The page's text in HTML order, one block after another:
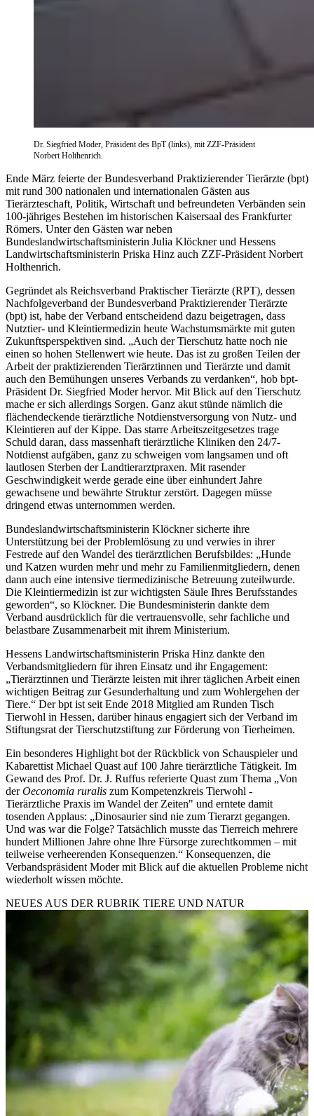
Dr. Siegfried Moder, Präsident des BpT (links), mit ZZF-Präsident
Norbert Holthenrich.
Ende März feierte der Bundesverband Praktizierender Tierärzte (bpt)
mit rund 300 nationalen und internationalen Gästen aus
Tierärzteschaft, Politik, Wirtschaft und befreundeten Verbänden sein
100-jähriges Bestehen im historischen Kaisersaal des Frankfurter
Römers. Unter den Gästen war neben
Bundeslandwirtschaftsministerin Julia Klöckner und Hessens
Landwirtschaftsministerin Priska Hinz auch ZZF-Präsident Norbert
Holthenrich.
Gegründet als Reichsverband Praktischer Tierärzte (RPT), dessen
Nachfolgeverband der Bundesverband Praktizierender Tierärzte
(bpt) ist, habe der Verband entscheidend dazu beigetragen, dass
Nutztier- und Kleintiermedizin heute Wachstumsmärkte mit guten
Zukunftsperspektiven sind. „Auch der Tierschutz hatte noch nie
einen so hohen Stellenwert wie heute. Das ist zu großen Teilen der
Arbeit der praktizierenden Tierärztinnen und Tierärzte und damit
auch den Bemühungen unseres Verbands zu verdanken“, hob bpt-
Präsident Dr. Siegfried Moder hervor. Mit Blick auf den Tierschutz
mache er sich allerdings Sorgen. Ganz akut stünde nämlich die
flächendeckende tierärztliche Notdienstversorgung von Nutz- und
Kleintieren auf der Kippe. Das starre Arbeitszeitgesetzes trage
Schuld daran, dass massenhaft tierärztliche Kliniken den 24/7-
Notdienst aufgäben, ganz zu schweigen vom langsamen und oft
lautlosen Sterben der Landtierarztpraxen. Mit rasender
Geschwindigkeit werde gerade eine über einhundert Jahre
gewachsene und bewährte Struktur zerstört. Dagegen müsse
dringend etwas unternommen werden.
Bundeslandwirtschaftsministerin Klöckner sicherte ihre
Unterstützung bei der Problemlösung zu und verwies in ihrer
Festrede auf den Wandel des tierärztlichen Berufsbildes: „Hunde
und Katzen wurden mehr und mehr zu Familienmitgliedern, denen
dann auch eine intensive tiermedizinische Betreuung zuteilwurde.
Die Kleintiermedizin ist zur wichtigsten Säule Ihres Berufsstandes
geworden“, so Klöckner. Die Bundesministerin dankte dem
Verband ausdrücklich für die vertrauensvolle, sehr fachliche und
belastbare Zusammenarbeit mit ihrem Ministerium.
Hessens Landwirtschaftsministerin Priska Hinz dankte den
Verbandsmitgliedern für ihren Einsatz und ihr Engagement:
„Tierärztinnen und Tierärzte leisten mit ihrer täglichen Arbeit einen
wichtigen Beitrag zur Gesunderhaltung und zum Wohlergehen der
Tiere.“ Der bpt ist seit Ende 2018 Mitglied am Runden Tisch
Tierwohl in Hessen, darüber hinaus engagiert sich der Verband im
Stiftungsrat der Tierschutzstiftung zur Förderung von Tierheimen.
Ein besonderes Highlight bot der Rückblick von Schauspieler und
Kabarettist Michael Quast auf 100 Jahre tierärztliche Tätigkeit. Im
Gewand des Prof. Dr. J. Ruffus referierte Quast zum Thema „Von
derOeconomia ruralis zum Kompetenzkreis Tierwohl -
Tierärztliche Praxis im Wandel der Zeiten" und erntete damit
tosenden Applaus: „Dinosaurier sind nie zum Tierarzt gegangen.
Und was war die Folge? Tatsächlich musste das Tierreich mehrere
hundert Millionen Jahre ohne Ihre Fürsorge zurechtkommen – mit
teilweise verheerenden Konsequenzen.“ Konsequenzen, die
Verbandspräsident Moder mit Blick auf die aktuellen Probleme nicht
wiederholt wissen möchte.
NEUES AUS DER RUBRIK TIERE UND NATUR